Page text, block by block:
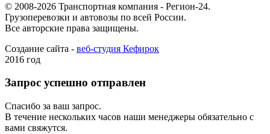
© 2008-2026 Транспортная компания - Регион-24.
Грузоперевозки и автовозы по всей России.
Все авторские права защищены.
Создание сайта - веб-студия Кефирок
2016 год
Запрос успешно отправлен
Спасибо за ваш запрос.
В течение нескольких часов наши менеджеры обязательно с
вами свяжутся.